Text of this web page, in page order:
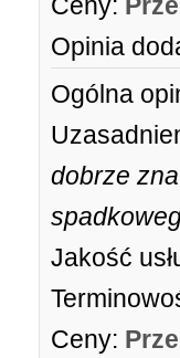
Opinia
Ogólna
dobrze
Jakość
Ceny: